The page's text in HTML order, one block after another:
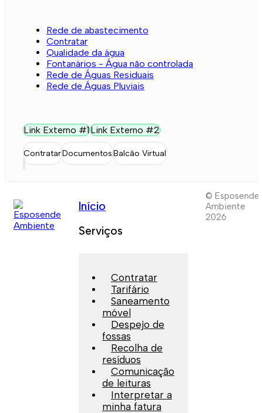
Rede de abastecimento
Contratar
Qualidade da água
Fontanários - Água não controlada
Rede de Águas Residuais
Rede de Águas Pluviais
Link Externo #1Link Externo #2
ContratarDocumentosBalcão Virtual
Início
Serviços
Contratar
Tarifário
Saneamento
móvel
Despejo de
fossas
Recolha de
resíduos
Comunicação
de leituras
Interpretar a
minha fatura
© Esposende
Ambiente
2026